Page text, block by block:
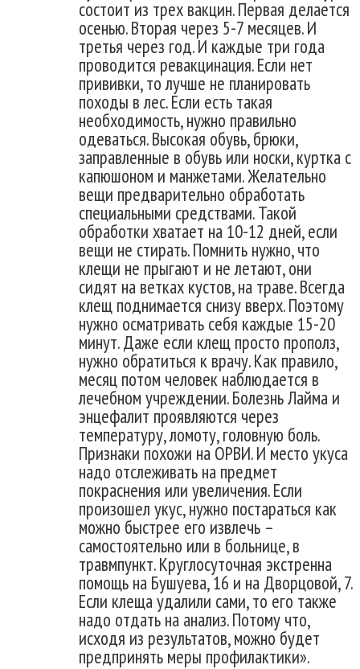
состоит из трех вакцин. Первая делается
осенью. Вторая через 5-7 месяцев. И
третья через год. И каждые три года
проводится ревакцинация. Если нет
прививки, то лучше не планировать
походы в лес. Если есть такая
необходимость, нужно правильно
одеваться. Высокая обувь, брюки,
заправленные в обувь или носки, куртка с
капюшоном и манжетами. Желательно
вещи предварительно обработать
специальными средствами. Такой
обработки хватает на 10-12 дней, если
вещи не стирать. Помнить нужно, что
клещи не прыгают и не летают, они
сидят на ветках кустов, на траве. Всегда
клещ поднимается снизу вверх. Поэтому
нужно осматривать себя каждые 15-20
минут. Даже если клещ просто прополз,
нужно обратиться к врачу. Как правило,
месяц потом человек наблюдается в
лечебном учреждении. Болезнь Лайма и
энцефалит проявляются через
температуру, ломоту, головную боль.
Признаки похожи на ОРВИ. И место укуса
надо отслеживать на предмет
покраснения или увеличения. Если
произошел укус, нужно постараться как
можно быстрее его извлечь –
самостоятельно или в больнице, в
травмпункт. Круглосуточная экстренна
помощь на Бушуева, 16 и на Дворцовой, 7.
Если клеща удалили сами, то его также
надо отдать на анализ. Потому что,
исходя из результатов, можно будет
предпринять меры профилактики».